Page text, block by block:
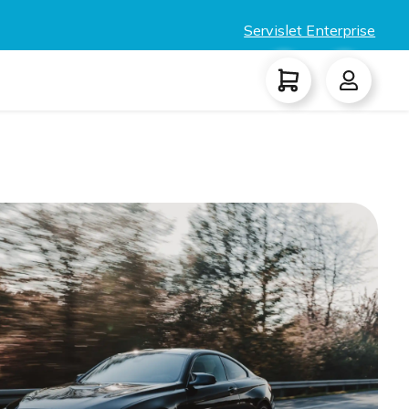
Servislet Enterprise